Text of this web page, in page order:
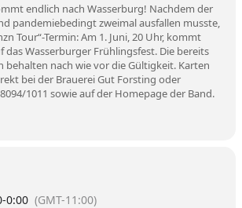
endlich nach Wasserburg! Nachdem der
pandemiebedingt zweimal ausfallen musste,
Tour“-Termin: Am 1. Juni, 20 Uhr, kommt
das Wasserburger Frühlingsfest. Die bereits
behalten nach wie vor die Gültigkeit. Karten
bei der Brauerei Gut Forsting oder
1011 sowie auf der Homepage der Band.
-0:00 (GMT-11:00)